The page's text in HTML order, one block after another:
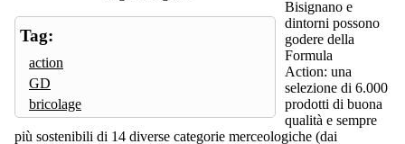
Tag:
action
GD
bricolage
Bisignano e
dintorni possono
godere della
Formula
Action: una
selezione di 6.000
prodotti di buona
qualità e sempre
più sostenibili di 14 diverse categorie merceologiche (dai